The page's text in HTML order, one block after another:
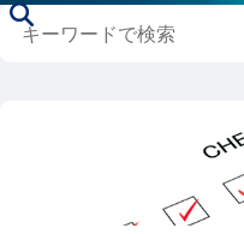
キーワードで検索